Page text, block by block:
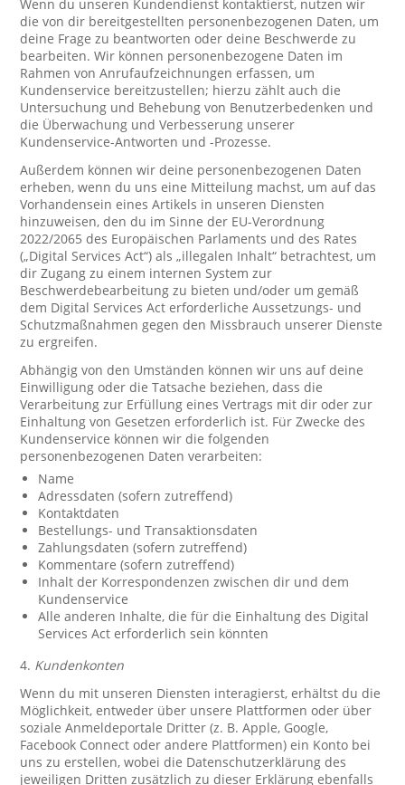
Wenn du unseren Kundendienst kontaktierst, nutzen wir
die von dir bereitgestellten personenbezogenen Daten, um
deine Frage zu beantworten oder deine Beschwerde zu
bearbeiten. Wir können personenbezogene Daten im
Rahmen von Anrufaufzeichnungen erfassen, um
Kundenservice bereitzustellen; hierzu zählt auch die
Untersuchung und Behebung von Benutzerbedenken und
die Überwachung und Verbesserung unserer
Kundenservice-Antworten und -Prozesse.
Außerdem können wir deine personenbezogenen Daten
erheben, wenn du uns eine Mitteilung machst, um auf das
Vorhandensein eines Artikels in unseren Diensten
hinzuweisen, den du im Sinne der EU-Verordnung
2022/2065 des Europäischen Parlaments und des Rates
(„Digital Services Act“) als „illegalen Inhalt“ betrachtest, um
dir Zugang zu einem internen System zur
Beschwerdebearbeitung zu bieten und/oder um gemäß
dem Digital Services Act erforderliche Aussetzungs- und
Schutzmaßnahmen gegen den Missbrauch unserer Dienste
zu ergreifen.
Abhängig von den Umständen können wir uns auf deine
Einwilligung oder die Tatsache beziehen, dass die
Verarbeitung zur Erfüllung eines Vertrags mit dir oder zur
Einhaltung von Gesetzen erforderlich ist. Für Zwecke des
Kundenservice können wir die folgenden
personenbezogenen Daten verarbeiten:
Name
Adressdaten (sofern zutreffend)
Kontaktdaten
Bestellungs- und Transaktionsdaten
Zahlungsdaten (sofern zutreffend)
Kommentare (sofern zutreffend)
Inhalt der Korrespondenzen zwischen dir und dem
Kundenservice
Alle anderen Inhalte, die für die Einhaltung des Digital
Services Act erforderlich sein könnten
4. Kundenkonten
Wenn du mit unseren Diensten interagierst, erhältst du die
Möglichkeit, entweder über unsere Plattformen oder über
soziale Anmeldeportale Dritter (z. B. Apple, Google,
Facebook Connect oder andere Plattformen) ein Konto bei
uns zu erstellen, wobei die Datenschutzerklärung des
jeweiligen Dritten zusätzlich zu dieser Erklärung ebenfalls